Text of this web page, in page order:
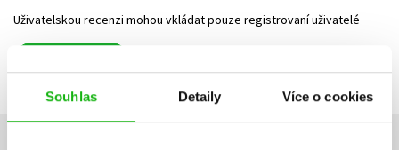
Souhlas Detaily Více o cookies
Uživatelskou recenzi mohou vkládat pouze registrovaní uživatelé